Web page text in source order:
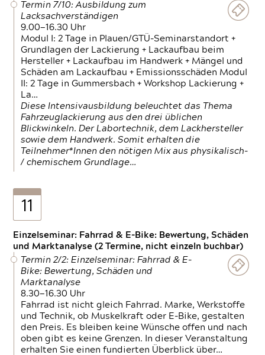
Termin 7/10: Ausbildung zum
Lacksachverständigen
9.00—16.30 Uhr
Modul I: 2 Tage in Plauen/GTÜ-Seminarstandort +
Grundlagen der Lackierung + Lackaufbau beim
Hersteller + Lackaufbau im Handwerk + Mängel und
Schäden am Lackaufbau + Emissionsschäden Modul
II: 2 Tage in Gummersbach + Workshop Lackierung +
La…
Diese Intensivausbildung beleuchtet das Thema
Fahrzeuglackierung aus den drei üblichen
Blickwinkeln. Der Labortechnik, dem Lackhersteller
sowie dem Handwerk. Somit erhalten die
Teilnehmer*Innen den nötigen Mix aus physikalisch-
/ chemischem Grundlage…
11
Einzelseminar: Fahrrad & E-Bike: Bewertung, Schäden
und Marktanalyse (2 Termine, nicht einzeln buchbar)
Termin 2/2: Einzelseminar: Fahrrad & E-
Bike: Bewertung, Schäden und
Marktanalyse
8.30—16.30 Uhr
Fahrrad ist nicht gleich Fahrrad. Marke, Werkstoffe
und Technik, ob Muskelkraft oder E-Bike, gestalten
den Preis. Es bleiben keine Wünsche offen und nach
oben gibt es keine Grenzen. In dieser Veranstaltung
erhalten Sie einen fundierten Überblick über…